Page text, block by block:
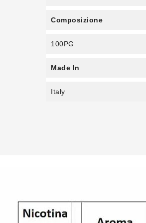
Composizione
100PG
Made In
Italy